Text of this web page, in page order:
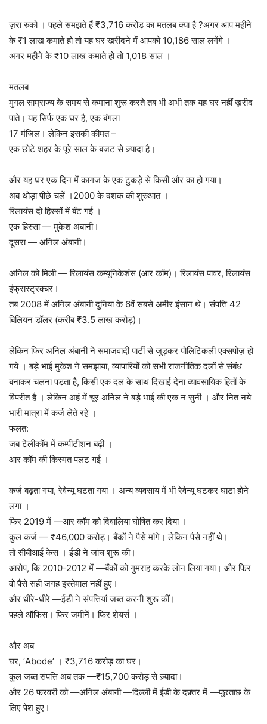
ज़रा रुको । पहले समझते हैं ₹3,716 करोड़ का मतलब क्या है ?अगर आप महीने
के ₹1 लाख कमाते हो तो यह घर खरीदने में आपको 10,186 साल लगेंगे ।
अगर महीने के ₹10 लाख कमाते हो तो 1,018 साल ।
मतलब
मुगल साम्राज्य के समय से कमाना शुरू करते तब भी अभी तक यह घर नहीं ख़रीद
पाते। यह सिर्फ एक घर है, एक बंगला
17 मंज़िल। लेकिन इसकी कीमत –
एक छोटे शहर के पूरे साल के बजट से ज़्यादा है।
और यह घर एक दिन में कागज के एक टुकड़े से किसी और का हो गया।
अब थोड़ा पीछे चलें ।2000 के दशक की शुरुआत ।
रिलायंस दो हिस्सों में बँट गई ।
एक हिस्सा — मुकेश अंबानी।
दूसरा — अनिल अंबानी।
अनिल को मिली — रिलायंस कम्यूनिकेशंस (आर कॉम)। रिलायंस पावर, रिलायंस
इंफ्रास्ट्रक्चर।
तब 2008 में अनिल अंबानी दुनिया के 6वें सबसे अमीर इंसान थे। संपत्ति 42
बिलियन डॉलर (करीब ₹3.5 लाख करोड़)।
लेकिन फिर अनिल अंबानी ने समाजवादी पार्टी से जुड़कर पोलिटिकली एक्सपोज़ हो
गये । बड़े भाई मुकेश ने समझाया, व्यापारियों को सभी राजनीतिक दलों से संबंध
बनाकर चलना पड़ता है, किसी एक दल के साथ दिखाई देना व्यावसायिक हितों के
विपरीत है । लेकिन अहं में चूर अनिल ने बड़े भाई की एक न सुनी । और नित नये
भारी मात्रा में कर्ज लेते रहे ।
फलत:
जब टेलीकॉम में कम्पीटीशन बढ़ी ।
आर कॉम की किस्मत पलट गई ।
कर्ज़ बढ़ता गया, रेवेन्यू घटता गया । अन्य व्यवसाय में भी रेवेन्यू घटकर घाटा होने
लगा ।
फिर 2019 में —आर कॉम को दिवालिया घोषित कर दिया ।
कुल कर्ज — ₹46,000 करोड़। बैंकों ने पैसे मांगे। लेकिन पैसे नहीं थे।
तो सीबीआई केस । ईडी ने जांच शुरू की।
आरोप, कि 2010-2012 में —बैंकों को गुमराह करके लोन लिया गया। और फिर
वो पैसे सही जगह इस्तेमाल नहीं हुए।
और धीरे-धीरे —ईडी ने संपत्तियां जब्त करनी शुरू कीं।
पहले ऑफिस। फिर जमीनें। फिर शेयर्स ।
और अब
घर, ‘Abode’ । ₹3,716 करोड़ का घर।
कुल जब्त संपत्ति अब तक —₹15,700 करोड़ से ज़्यादा।
और 26 फरवरी को —अनिल अंबानी —दिल्ली में ईडी के दफ़्तर में —पूछताछ के
लिए पेश हुए।